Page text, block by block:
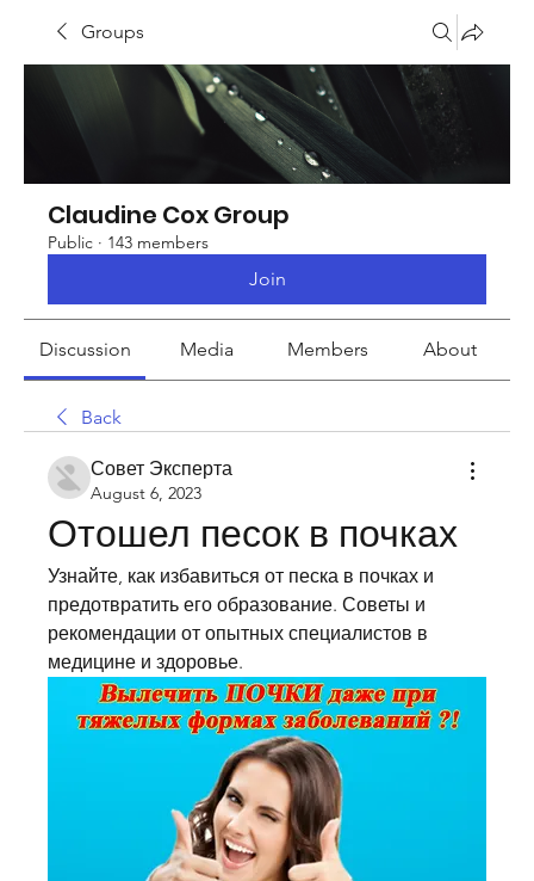
Groups
Claudine Cox Group
Public · 143 members
Join
Discussion Media Members About
Back
Совет Эксперта
August 6, 2023
Отошел песок в почках
Узнайте, как избавиться от песка в почках и
предотвратить его образование. Советы и
рекомендации от опытных специалистов в
медицине и здоровье.